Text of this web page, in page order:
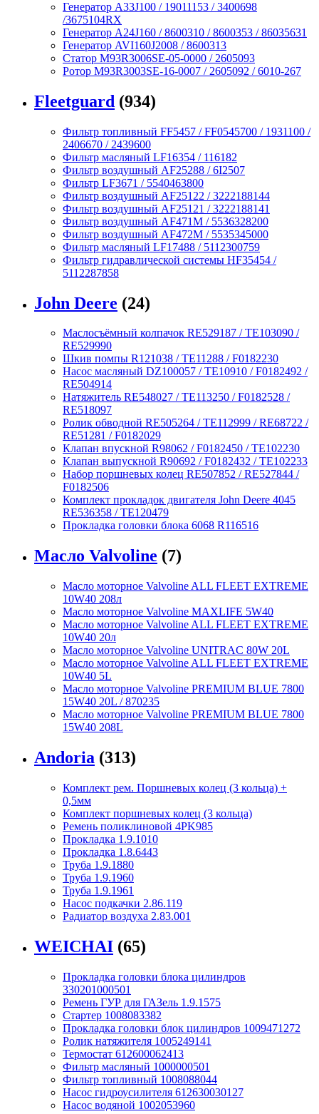
Генератор A33J100 / 19011153 / 3400698
/3675104RX
Генератор A24J160 / 8600310 / 8600353 / 86035631
Генератор AVI160J2008 / 8600313
Статор M93R3006SE-05-0000 / 2605093
Ротор M93R3003SE-16-0007 / 2605092 / 6010-267
Fleetguard (934)
Фильтр топливный FF5457 / FF0545700 / 1931100 /
2406670 / 2439600
Фильтр масляный LF16354 / 116182
Фильтр воздушный AF25288 / 6I2507
Фильтр LF3671 / 5540463800
Фильтр воздушный AF25122 / 3222188144
Фильтр воздушный AF25121 / 3222188141
Фильтр воздушный AF471M / 5536328200
Фильтр воздушный AF472M / 5535345000
Фильтр масляный LF17488 / 5112300759
Фильтр гидравлической системы HF35454 /
5112287858
John Deere (24)
Маслосъёмный колпачок RE529187 / TE103090 /
RE529990
Шкив помпы R121038 / TE11288 / F0182230
Насос масляный DZ100057 / TE10910 / F0182492 /
RE504914
Натяжитель RE548027 / TE113250 / F0182528 /
RE518097
Ролик обводной RE505264 / TE112999 / RE68722 /
RE51281 / F0182029
Клапан впускной R98062 / F0182450 / TE102230
Клапан выпускной R90692 / F0182432 / TE102233
Набор поршневых колец RE507852 / RE527844 /
F0182506
Комплект прокладок двигателя John Deere 4045
RE536358 / TE120479
Прокладка головки блока 6068 R116516
Масло Valvoline (7)
Масло моторное Valvoline ALL FLEET EXTREME
10W40 208л
Масло моторное Valvoline MAXLIFE 5W40
Масло моторное Valvoline ALL FLEET EXTREME
10W40 20л
Масло моторное Valvoline UNITRAC 80W 20L
Масло моторное Valvoline ALL FLEET EXTREME
10W40 5L
Масло моторное Valvoline PREMIUM BLUE 7800
15W40 20L / 870235
Масло моторное Valvoline PREMIUM BLUE 7800
15W40 208L
Andoria (313)
Комплект рем. Поршневых колец (3 кольца) +
0,5мм
Комплект поршневых колец (3 кольца)
Ремень поликлиновой 4PK985
Прокладка 1.9.1010
Прокладка 1.8.6443
Труба 1.9.1880
Труба 1.9.1960
Труба 1.9.1961
Насос подкачки 2.86.119
Радиатор воздуха 2.83.001
WEICHAI (65)
Прокладка головки блока цилиндров
330201000501
Ремень ГУР для ГАЗель 1.9.1575
Стартер 1008083382
Прокладка головки блок цилиндров 1009471272
Ролик натяжителя 1005249141
Термостат 612600062413
Фильтр масляный 1000000501
Фильтр топливный 1008088044
Насос гидроусилителя 612630030127
Насос водяной 1002053960